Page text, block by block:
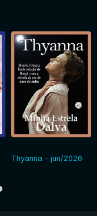
Thyanna - jun/2026